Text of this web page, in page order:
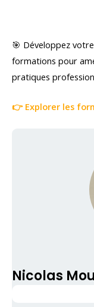
🎯 Développez
formations pour
pratiques
👉 Explorer les
Nicolas